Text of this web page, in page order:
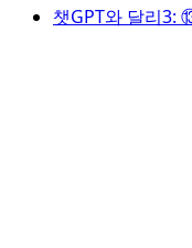
챗GPT와 달리3: